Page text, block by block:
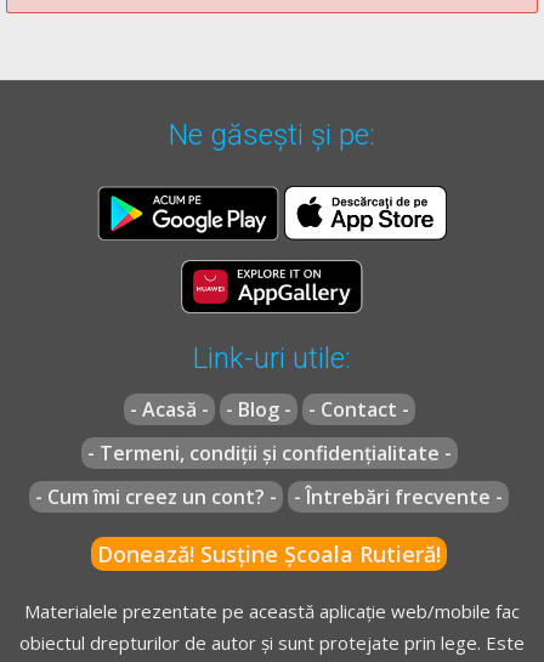
Ne găsești și pe:
Link-uri utile:
- Acasă - - Blog -
- Contact -
- Termeni, condiții și confidențialitate -
- Cum îmi creez un cont? -
- Întrebări frecvente -
Donează! Susține Școala Rutieră!
Materialele prezentate pe această aplicație web/mobile fac
obiectul drepturilor de autor și sunt protejate prin lege. Este